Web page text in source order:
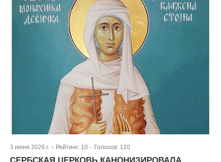
3 июня 2026 г. Рейтинг: 10 Голосов: 120